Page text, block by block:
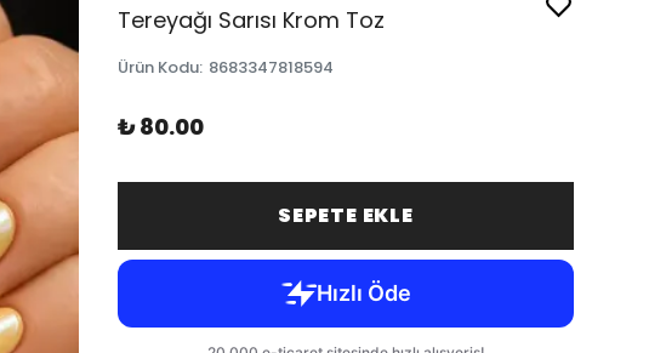
Tereyağı Sarısı Krom Toz
Ürün Kodu: 8683347818594
₺ 80.00
SEPETE EKLE